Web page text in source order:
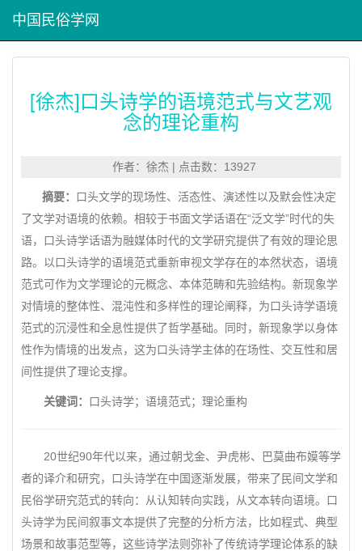
中国民俗学网
[徐杰]口头诗学的语境范式与文艺观
念的理论重构
作者：徐杰 | 点击数：13927
摘要： 口头文学的现场性、活态性、演述性以及默会性决定
了文学对语境的依赖。相较于书面文学话语在“泛文学”时代的失
语，口头诗学话语为融媒体时代的文学研究提供了有效的理论思
路。以口头诗学的语境范式重新审视文学存在的本然状态，语境
范式可作为文学理论的元概念、本体范畴和先验结构。新现象学
对情境的整体性、混沌性和多样性的理论阐释，为口头诗学语境
范式的沉浸性和全息性提供了哲学基础。同时，新现象学以身体
性作为情境的出发点，这为口头诗学主体的在场性、交互性和居
间性提供了理论支撑。
关键词： 口头诗学；语境范式；理论重构
20世纪90年代以来，通过朝戈金、尹虎彬、巴莫曲布嫫等学
者的译介和研究，口头诗学在中国逐渐发展，带来了民间文学和
民俗学研究范式的转向：从认知转向实践，从文本转向语境。口
头诗学为民间叙事文本提供了完整的分析方法，比如程式、典型
场景和故事范型等，这些诗学法则弥补了传统诗学理论体系的缺